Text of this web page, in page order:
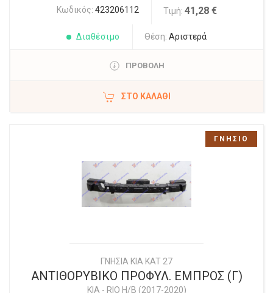
Κωδικός: 423206112 Τιμή: 41,28 €
Διαθέσιμο Θέση: Αριστερά
ΠΡΟΒΟΛΗ
ΣΤΟ ΚΑΛΆΘΙ
ΓΝΗΣΙΑ KIA KAT 27
ΑΝΤΙΘΟΡΥΒΙΚΟ ΠΡΟΦΥΛ. ΕΜΠΡΟΣ (Γ)
KIA - RIO Η/Β (2017-2020)
ΓΝΗΣΙΟ